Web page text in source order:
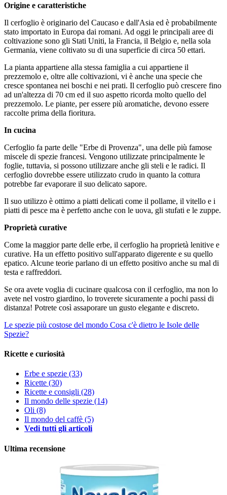
Origine e caratteristiche
Il cerfoglio è originario del Caucaso e dall'Asia ed è probabilmente
stato importato in Europa dai romani. Ad oggi le principali aree di
coltivazione sono gli Stati Uniti, la Francia, il Belgio e, nella sola
Germania, viene coltivato su di una superficie di circa 50 ettari.
La pianta appartiene alla stessa famiglia a cui appartiene il
prezzemolo e, oltre alle coltivazioni, vi è anche una specie che
cresce spontanea nei boschi e nei prati. Il cerfoglio può crescere fino
ad un'altezza di 70 cm ed il suo aspetto ricorda molto quello del
prezzemolo. Le piante, per essere più aromatiche, devono essere
raccolte prima della fioritura.
In cucina
Cerfoglio fa parte delle "Erbe di Provenza", una delle più famose
miscele di spezie francesi. Vengono utilizzate principalmente le
foglie, tuttavia, si possono utilizzare anche gli steli e le radici. Il
cerfoglio dovrebbe essere utilizzato crudo in quanto la cottura
potrebbe far evaporare il suo delicato sapore.
Il suo utilizzo è ottimo a piatti delicati come il pollame, il vitello e i
piatti di pesce ma è perfetto anche con le uova, gli stufati e le zuppe.
Proprietà curative
Come la maggior parte delle erbe, il cerfoglio ha proprietà lenitive e
curative. Ha un effetto positivo sull'apparato digerente e su quello
epatico. Alcune teorie parlano di un effetto positivo anche su mal di
testa e raffreddori.
Se ora avete voglia di cucinare qualcosa con il cerfoglio, ma non lo
avete nel vostro giardino, lo troverete sicuramente a pochi passi di
distanza! Potrete così assaporare un gusto elegante e discreto.
Le spezie più costose del mondo Cosa c'è dietro le Isole delle
Spezie?
Ricette e curiosità
Erbe e spezie (33)
Ricette (30)
Ricette e consigli (28)
Il mondo delle spezie (14)
Oli (8)
Il mondo del caffè (5)
Vedi tutti gli articoli
Ultima recensione